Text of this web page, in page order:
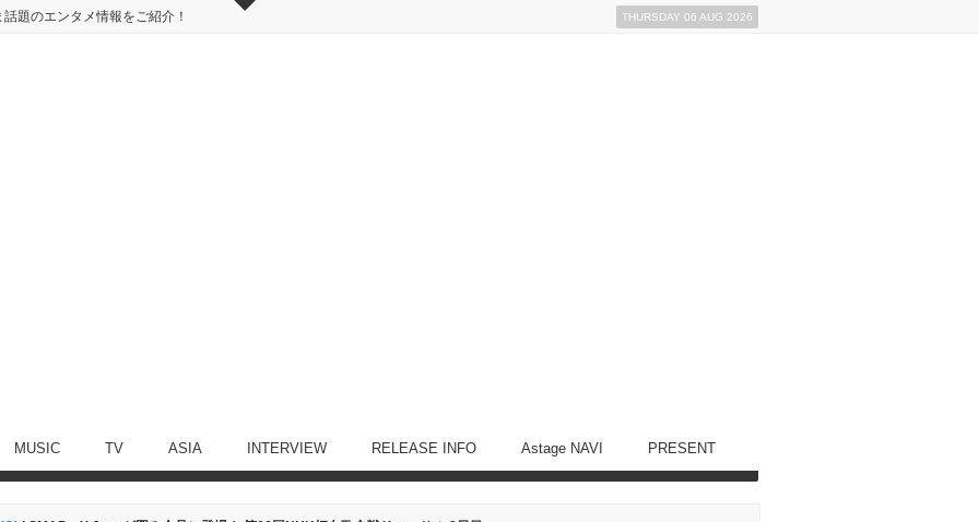
題のエンタメ情報をご紹介！ THURSDAY 06 AUG 2026
MUSIC TV ASIA INTERVIEW RELEASE INFO Astage NAVI PRESENT